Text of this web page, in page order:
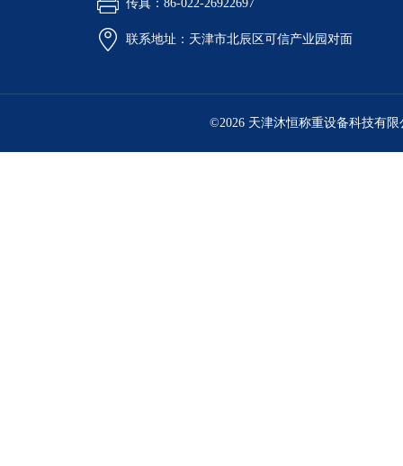
传真：86-022-26922697
联系地址：天津市北辰区可信产业园对面
©2026 天津沐恒称重设备科技有